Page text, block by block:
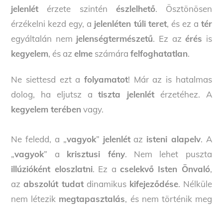
jelenlét érzete szintén észlelhető. Ösztönösen
érzékelni kezd egy, a jelenléten túli teret, és ez a tér
egyáltalán nem jelenségtermészetű. Ez azérés is
kegyelem, és azelme számárafelfoghatatlan.
Ne siettesd ezt a folyamatot! Már az is hatalmas
dolog, ha eljutsz atiszta jelenlét érzetéhez. A
kegyelem terében vagy.
Ne feledd, a „vagyok” jelenlétaz isteni alapelv. A
„vagyok” a krisztusi fény. Nem lehet puszta
illúzióként eloszlatni. Ez a cselekvő Isten Önvaló,
azabszolút tudat dinamikus kifejeződése. Nélküle
nem létezik megtapasztalás, és nem történik meg